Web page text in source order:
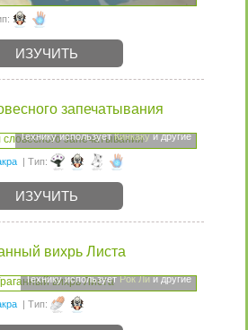
ИЗУЧИТЬ
запечатывания
Технику используетКинкакуи другие
| Тип:
ИЗУЧИТЬ
вихрь Листа
Технику используетРок Лии другие
| Тип: